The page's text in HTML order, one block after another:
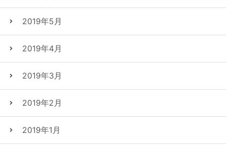
2019年5月
2019年4月
2019年3月
2019年2月
2019年1月